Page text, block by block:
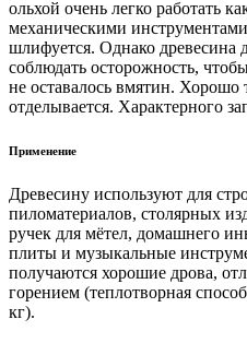
ольхой очень легко работать
механическими
шлифуется. Однако древесина
соблюдать осторожность,
не оставалось вмятин. Хорошо
отделывается. Характерного
Применение
Древесину используют для
пиломатериалов, столярных
ручек для мётел, домашнего
плиты и музыкальные
получаются хорошие дрова,
горением (теплотворная
кг).